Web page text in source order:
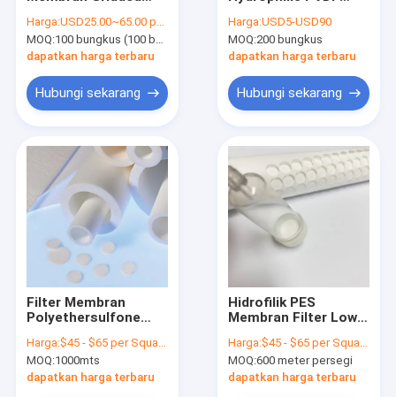
Produk
Video
Tentang kita
Wisata pabrik
Hubungi kami
Steril Untuk Tes
Batas Mikrobial
Harga:USD25.00~65.00 per pack
MOQ:100 bungkus (100 buah per bungkus)
dapatkan harga terbaru
Hubungi sekarang
Untuk Penelitian
Biomedis
Harga:USD5-USD90
MOQ:200 bungkus
dapatkan harga terbaru
Hubungi sekarang
Filter Membran
Polyethersulfone
Filter Cairan Luas
Khusus
Harga:$45 - $65 per Square Meter
MOQ:1000mts
dapatkan harga terbaru
Hidrofilik PES
Membran Filter Low
Untuk Drip Chamber
Harga:$45 - $65 per Square Meter
MOQ:600 meter persegi
dapatkan harga terbaru